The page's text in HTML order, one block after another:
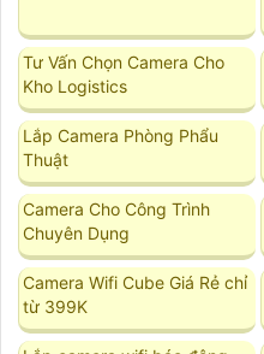
Tư Vấn Chọn Camera Cho
Kho Logistics
Lắp Camera Phòng Phẩu
Thuật
Camera Cho Công Trình
Chuyên Dụng
Camera Wifi Cube Giá Rẻ chỉ
từ 399K